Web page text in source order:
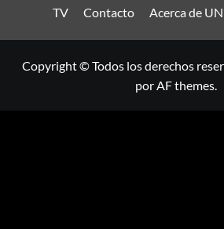
TV Contacto Acerca de
Copyright © Todos los derechos
por AF themes.